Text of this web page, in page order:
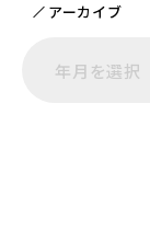
アーカイブ
年月を選択